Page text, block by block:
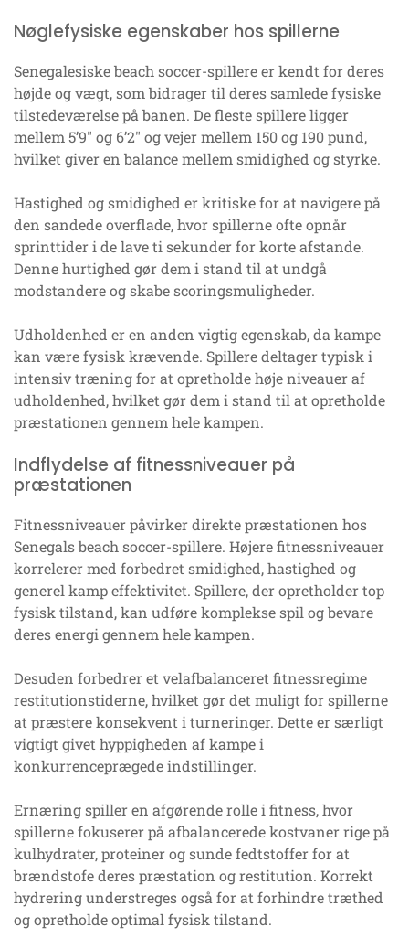
Nøglefysiske egenskaber hos spillerne
Senegalesiske beach soccer-spillere er kendt for deres
højde og vægt, som bidrager til deres samlede fysiske
tilstedeværelse på banen. De fleste spillere ligger
mellem 5’9″ og 6’2″ og vejer mellem 150 og 190 pund,
hvilket giver en balance mellem smidighed og styrke.
Hastighed og smidighed er kritiske for at navigere på
den sandede overflade, hvor spillerne ofte opnår
sprinttider i de lave ti sekunder for korte afstande.
Denne hurtighed gør dem i stand til at undgå
modstandere og skabe scoringsmuligheder.
Udholdenhed er en anden vigtig egenskab, da kampe
kan være fysisk krævende. Spillere deltager typisk i
intensiv træning for at opretholde høje niveauer af
udholdenhed, hvilket gør dem i stand til at opretholde
præstationen gennem hele kampen.
Indflydelse af fitnessniveauer på
præstationen
Fitnessniveauer påvirker direkte præstationen hos
Senegals beach soccer-spillere. Højere fitnessniveauer
korrelerer med forbedret smidighed, hastighed og
generel kamp effektivitet. Spillere, der opretholder top
fysisk tilstand, kan udføre komplekse spil og bevare
deres energi gennem hele kampen.
Desuden forbedrer et velafbalanceret fitnessregime
restitutionstiderne, hvilket gør det muligt for spillerne
at præstere konsekvent i turneringer. Dette er særligt
vigtigt givet hyppigheden af kampe i
konkurrenceprægede indstillinger.
Ernæring spiller en afgørende rolle i fitness, hvor
spillerne fokuserer på afbalancerede kostvaner rige på
kulhydrater, proteiner og sunde fedtstoffer for at
brændstofe deres præstation og restitution. Korrekt
hydrering understreges også for at forhindre træthed
og opretholde optimal fysisk tilstand.